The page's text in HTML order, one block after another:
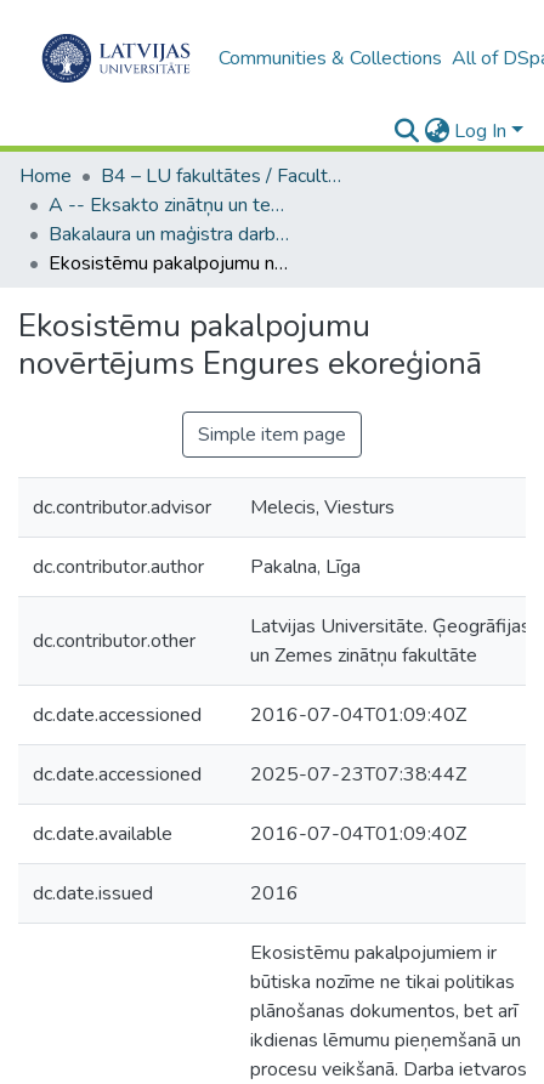
Communities & Collections All of
Log In
Home
B4 – LU fakultātes / Faculties of the UL
A -- Eksakto zinātņu un tehnoloģiju fakultāte / Faculty of Science and Technology
Bakalaura un maģistra darbi (EZTF) / Bachelor's and Master's theses
Ekosistēmu pakalpojumu novērtējums Engures ekoreģionā
Ekosistēmu pakalpojumu
novērtējums Engures ekoreģionā
Simple item page
dc.contributor.advisor Melecis, Viesturs
dc.contributor.author Pakalna, Līga
dc.contributor.other
Latvijas Universitāte. Ģeogrāfijas
un Zemes zinātņu fakultāte
dc.date.accessioned 2016-07-04T01:09:40Z
dc.date.accessioned 2025-07-23T07:38:44Z
dc.date.available 2016-07-04T01:09:40Z
dc.date.issued 2016
Ekosistēmu pakalpojumiem ir
būtiska nozīme ne tikai politikas
plānošanas dokumentos, bet arī
ikdienas lēmumu pieņemšanā un
procesu veikšanā. Darba ietvaros